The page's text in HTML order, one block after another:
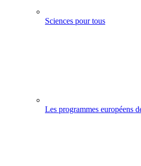
Sciences pour tous
Les programmes européens